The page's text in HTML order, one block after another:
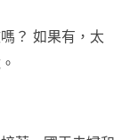
？ 如果有，太